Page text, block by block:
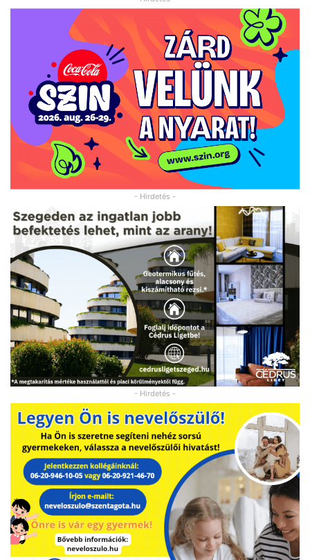
- Hirdetés -
- Hirdetés -